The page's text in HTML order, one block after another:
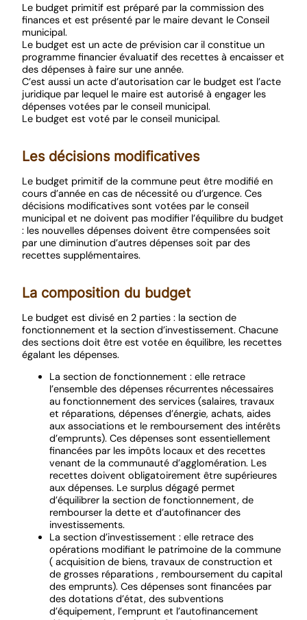
Le budget primitif est préparé par la commission des
finances et est présenté par le maire devant le Conseil
municipal.
Le budget est un acte de prévision car il constitue un
programme financier évaluatif des recettes à encaisser et
des dépenses à faire sur une année.
C’est aussi un acte d’autorisation car le budget est l’acte
juridique par lequel le maire est autorisé à engager les
dépenses votées par le conseil municipal.
Le budget est voté par le conseil municipal.
Les décisions modificatives
Le budget primitif de la commune peut être modifié en
cours d’année en cas de nécessité ou d’urgence. Ces
décisions modificatives sont votées par le conseil
municipal et ne doivent pas modifier l’équilibre du budget
: les nouvelles dépenses doivent être compensées soit
par une diminution d’autres dépenses soit par des
recettes supplémentaires.
La composition du budget
Le budget est divisé en 2 parties : la section de
fonctionnement et la section d’investissement. Chacune
des sections doit être est votée en équilibre, les recettes
égalant les dépenses.
La section de fonctionnement : elle retrace
l’ensemble des dépenses récurrentes nécessaires
au fonctionnement des services (salaires, travaux
et réparations, dépenses d’énergie, achats, aides
aux associations et le remboursement des intérêts
d’emprunts). Ces dépenses sont essentiellement
financées par les impôts locaux et des recettes
venant de la communauté d’agglomération. Les
recettes doivent obligatoirement être supérieures
aux dépenses. Le surplus dégagé permet
d’équilibrer la section de fonctionnement, de
rembourser la dette et d’autofinancer des
investissements.
La section d’investissement : elle retrace des
opérations modifiant le patrimoine de la commune
( acquisition de biens, travaux de construction et
de grosses réparations , remboursement du capital
des emprunts). Ces dépenses sont financées par
des dotations d’état, des subventions
d’équipement, l’emprunt et l’autofinancement